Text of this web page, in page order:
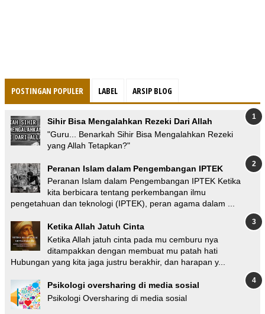
POSTINGAN POPULER LABEL ARSIP BLOG
Sihir Bisa Mengalahkan Rezeki Dari Allah
"Guru... Benarkah Sihir Bisa Mengalahkan Rezeki
yang Allah Tetapkan?"
Peranan Islam dalam Pengembangan IPTEK
Peranan Islam dalam Pengembangan IPTEK Ketika
kita berbicara tentang perkembangan ilmu
pengetahuan dan teknologi (IPTEK), peran agama dalam ...
Ketika Allah Jatuh Cinta
Ketika Allah jatuh cinta pada mu cemburu nya
ditampakkan dengan membuat mu patah hati
Hubungan yang kita jaga justru berakhir, dan harapan y...
Psikologi oversharing di media sosial
Psikologi Oversharing di media sosial